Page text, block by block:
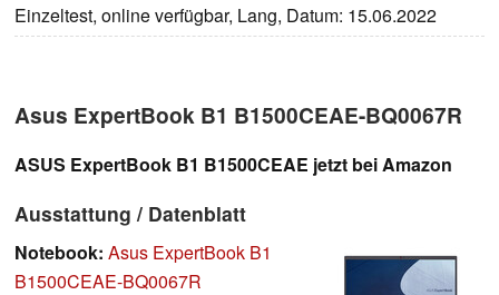
Einzeltest, online verfügbar, Lang, Datum: 15.06.2022
Asus ExpertBook B1 B1500CEAE-BQ0067R
ASUS ExpertBook B1 B1500CEAE jetzt bei Amazon
Ausstattung / Datenblatt
Notebook: Asus ExpertBook B1
B1500CEAE-BQ0067R